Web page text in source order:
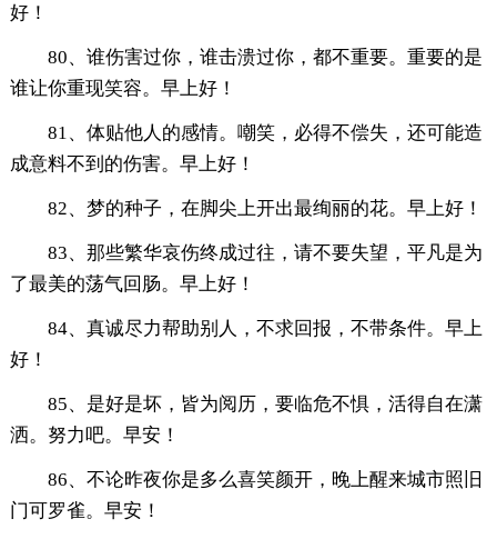
好！
80、谁伤害过你，谁击溃过你，都不重要。重要的是
谁让你重现笑容。早上好！
81、体贴他人的感情。嘲笑，必得不偿失，还可能造
成意料不到的伤害。早上好！
82、梦的种子，在脚尖上开出最绚丽的花。早上好！
83、那些繁华哀伤终成过往，请不要失望，平凡是为
了最美的荡气回肠。早上好！
84、真诚尽力帮助别人，不求回报，不带条件。早上
好！
85、是好是坏，皆为阅历，要临危不惧，活得自在潇
洒。努力吧。早安！
86、不论昨夜你是多么喜笑颜开，晚上醒来城市照旧
门可罗雀。早安！